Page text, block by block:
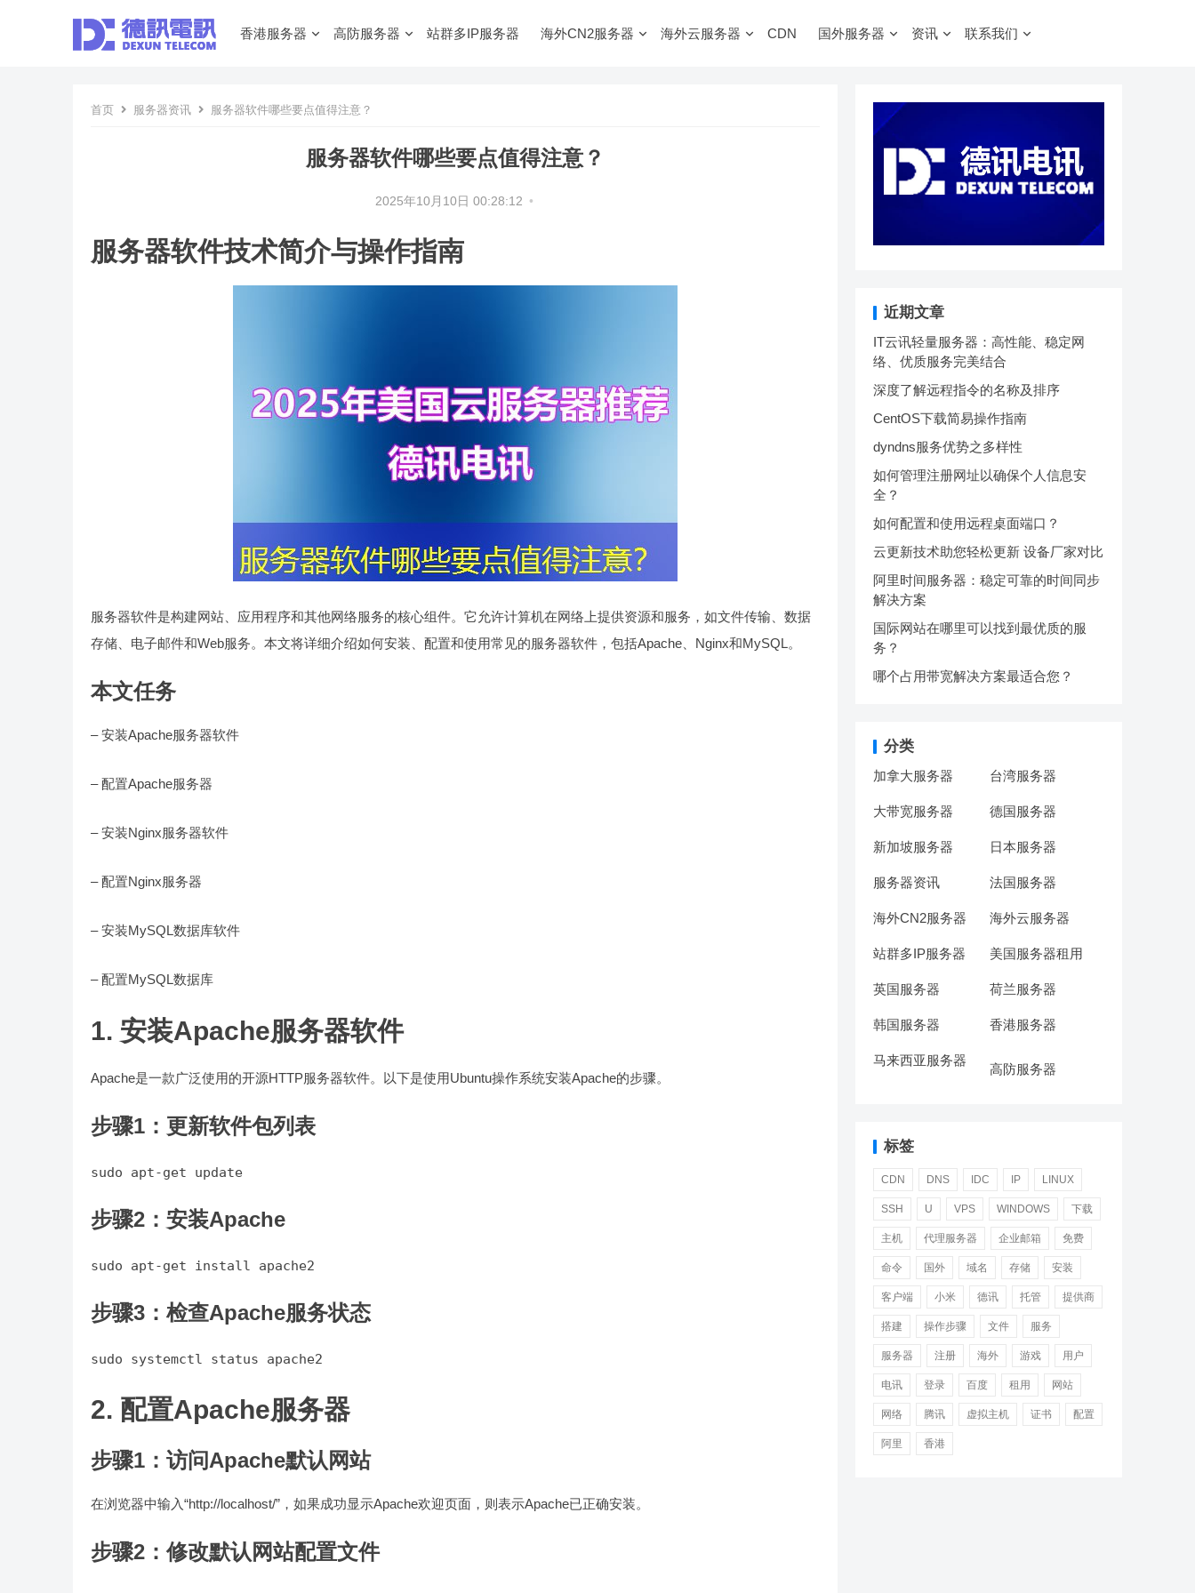
香港服务器 高防服务器 站群多IP服务器 海外CN2服务器 海外云服务器 CDN 国外服务器 资讯 联系我们
首页 服务器资讯 服务器软件哪些要点值得注意？
服务器软件哪些要点值得注意？
2025年10月10日 00:28:12 •
服务器软件技术简介与操作指南
服务器软件是构建网站、应用程序和其他网络服务的核心组件。它允许计算机在网络上提供资源和服务，如文件传输、数据
存储、电子邮件和Web服务。本文将详细介绍如何安装、配置和使用常见的服务器软件，包括Apache、Nginx和MySQL。
本文任务
– 安装Apache服务器软件
– 配置Apache服务器
– 安装Nginx服务器软件
– 配置Nginx服务器
– 安装MySQL数据库软件
– 配置MySQL数据库
1. 安装Apache服务器软件
Apache是一款广泛使用的开源HTTP服务器软件。以下是使用Ubuntu操作系统安装Apache的步骤。
步骤1：更新软件包列表
步骤2：安装Apache
步骤3：检查Apache服务状态
2. 配置Apache服务器
步骤1：访问Apache默认网站
在浏览器中输入“http://localhost/”，如果成功显示Apache欢迎页面，则表示Apache已正确安装。
步骤2：修改默认网站配置文件
近期文章
IT云讯轻量服务器：高性能、稳定网
络、优质服务完美结合
深度了解远程指令的名称及排序
CentOS下载简易操作指南
dyndns服务优势之多样性
如何管理注册网址以确保个人信息安
全？
如何配置和使用远程桌面端口？
云更新技术助您轻松更新 设备厂家对比
阿里时间服务器：稳定可靠的时间同步
解决方案
国际网站在哪里可以找到最优质的服
务？
哪个占用带宽解决方案最适合您？
分类
加拿大服务器 台湾服务器
大带宽服务器 德国服务器
新加坡服务器 日本服务器
服务器资讯 法国服务器
海外CN2服务器 海外云服务器
站群多IP服务器 美国服务器租用
英国服务器 荷兰服务器
韩国服务器 香港服务器
马来西亚服务器
高防服务器
标签
CDN DNS IDC IP LINUX
SSH U VPS WINDOWS 下载
主机 代理服务器 企业邮箱 免费
命令 国外 域名 存储 安装
客户端 小米 德讯 托管 提供商
搭建 操作步骤 文件 服务
服务器 注册 海外 游戏 用户
电讯 登录 百度 租用 网站
网络 腾讯 虚拟主机 证书 配置
阿里 香港